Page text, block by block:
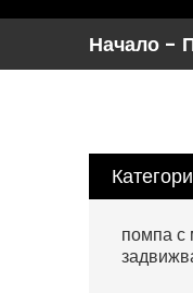
Начало -
помпа с